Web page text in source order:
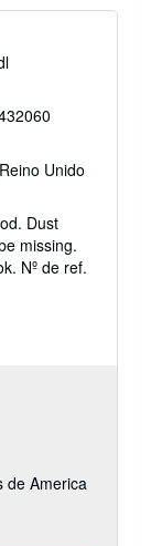
Unido
Dust
missing.
Nº de ref.
de America